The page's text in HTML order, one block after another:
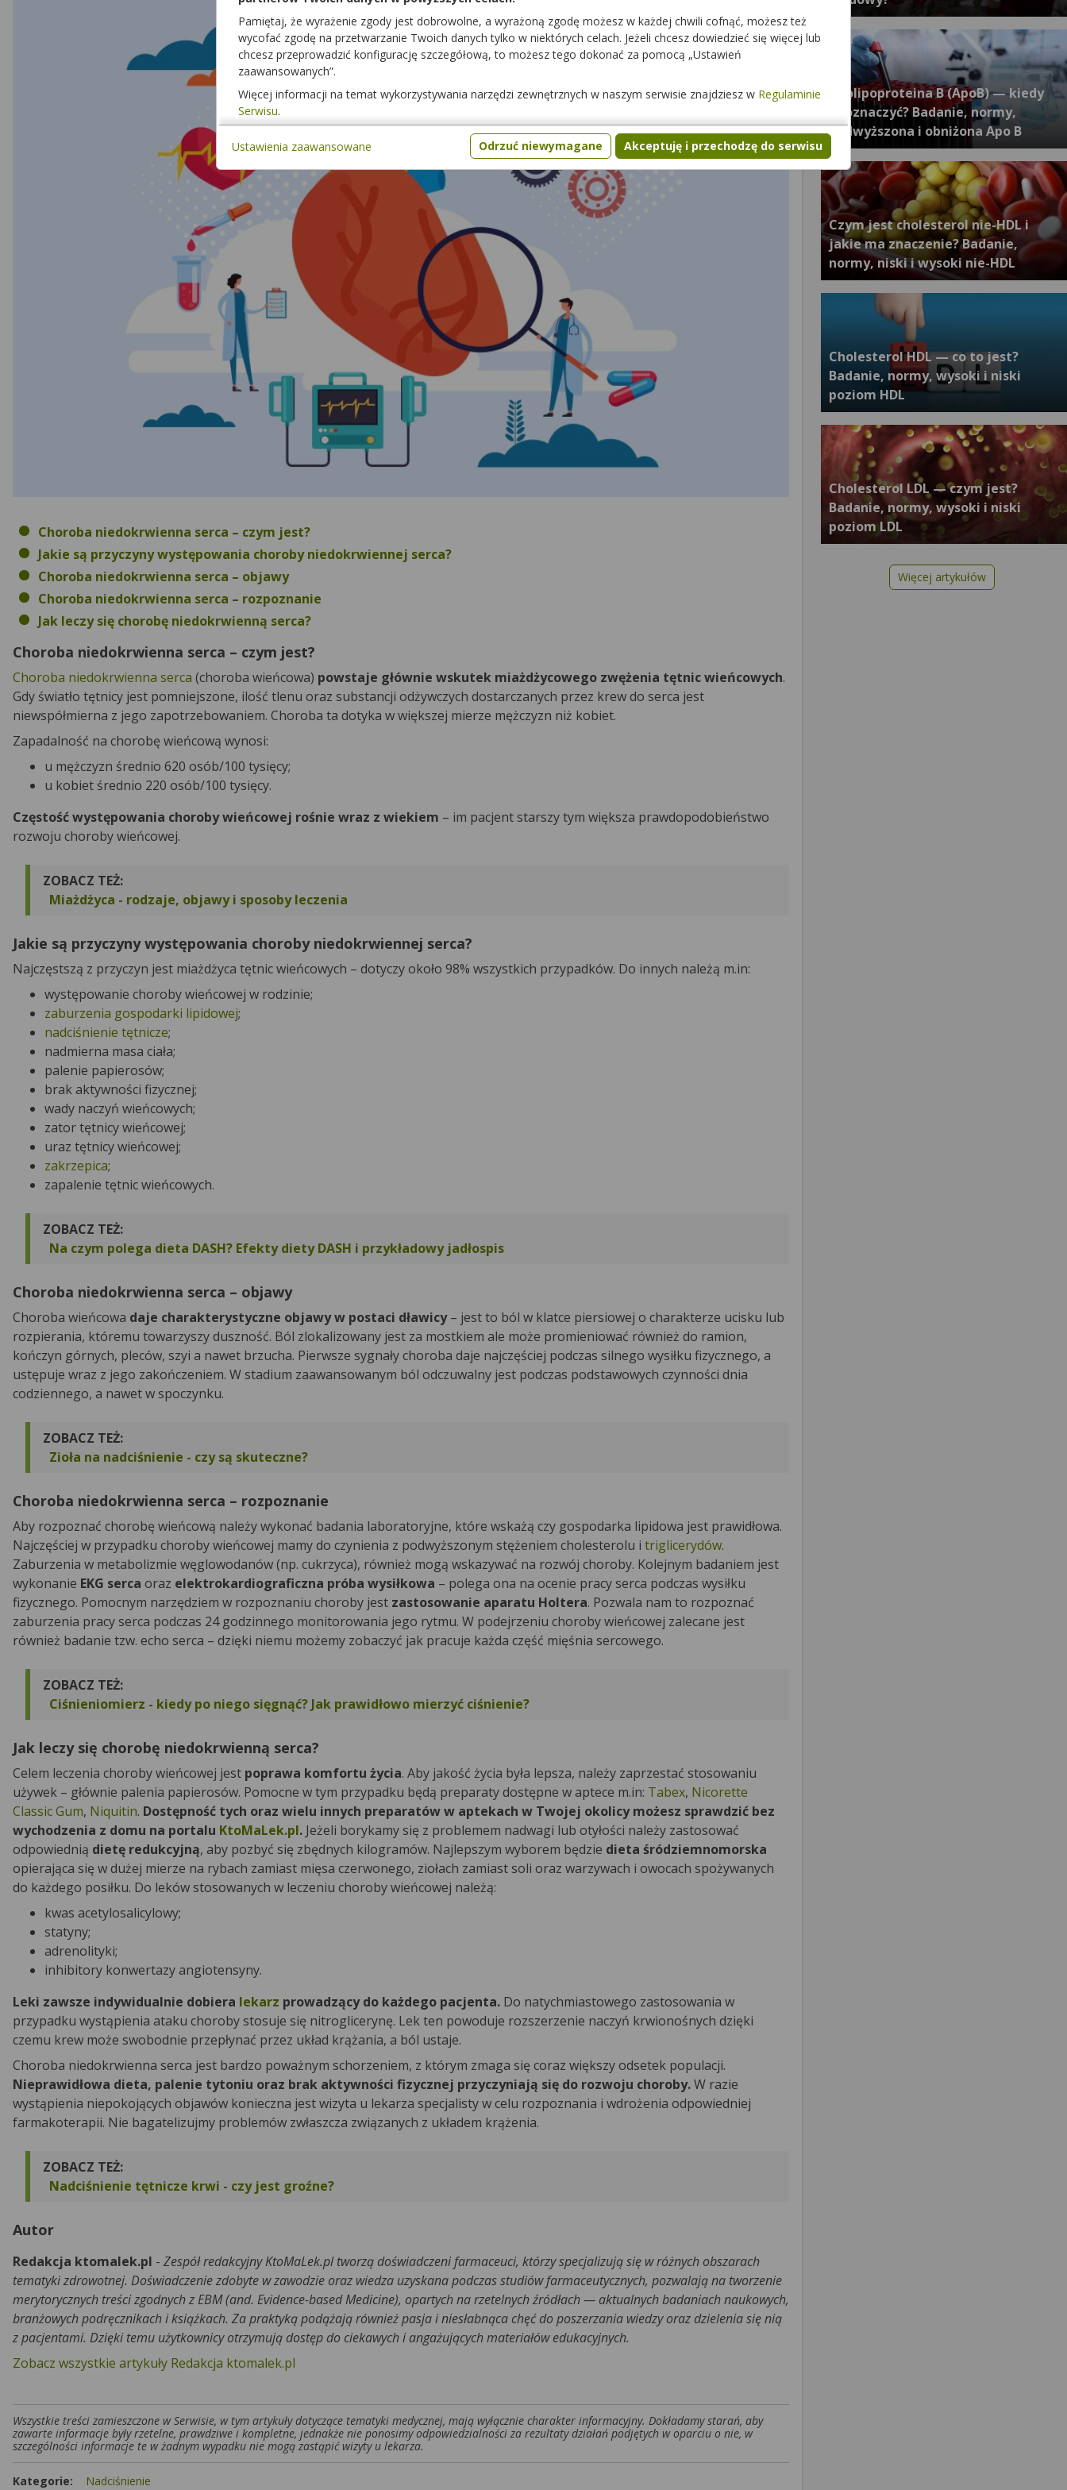
Choroba niedokrwienna serca – czym jest?
Jakie są przyczyny występowania choroby niedokrwiennej serca?
Choroba niedokrwienna serca – objawy
Choroba niedokrwienna serca – rozpoznanie
Jak leczy się chorobę niedokrwienną serca?
Choroba niedokrwienna serca – czym jest?
Choroba niedokrwienna serca (choroba wieńcowa) powstaje głównie wskutek miażdżycowego zwężenia tętnic wieńcowych.
Gdy światło tętnicy jest pomniejszone, ilość tlenu oraz substancji odżywczych dostarczanych przez krew do serca jest
niewspółmierna z jego zapotrzebowaniem. Choroba ta dotyka w większej mierze mężczyzn niż kobiet.
Zapadalność na chorobę wieńcową wynosi:
u mężczyzn średnio 620 osób/100 tysięcy;
u kobiet średnio 220 osób/100 tysięcy.
Częstość występowania choroby wieńcowej rośnie wraz z wiekiem – im pacjent starszy tym większa prawdopodobieństwo
rozwoju choroby wieńcowej.
ZOBACZ TEŻ:
Miażdżyca - rodzaje, objawy i sposoby leczenia
Jakie są przyczyny występowania choroby niedokrwiennej serca?
Najczęstszą z przyczyn jest miażdżyca tętnic wieńcowych – dotyczy około 98% wszystkich przypadków. Do innych należą m.in:
występowanie choroby wieńcowej w rodzinie;
zaburzenia gospodarki lipidowej;
nadciśnienie tętnicze;
nadmierna masa ciała;
palenie papierosów;
brak aktywności fizycznej;
wady naczyń wieńcowych;
zator tętnicy wieńcowej;
uraz tętnicy wieńcowej;
zakrzepica;
zapalenie tętnic wieńcowych.
ZOBACZ TEŻ:
Na czym polega dieta DASH? Efekty diety DASH i przykładowy jadłospis
Choroba niedokrwienna serca – objawy
Choroba wieńcowa daje charakterystyczne objawy w postaci dławicy– jest to ból w klatce piersiowej o charakterze ucisku lub
rozpierania, któremu towarzyszy duszność. Ból zlokalizowany jest za mostkiem ale może promieniować również do ramion,
kończyn górnych, pleców, szyi a nawet brzucha. Pierwsze sygnały choroba daje najczęściej podczas silnego wysiłku fizycznego, a
ustępuje wraz z jego zakończeniem. W stadium zaawansowanym ból odczuwalny jest podczas podstawowych czynności dnia
codziennego, a nawet w spoczynku.
ZOBACZ TEŻ:
Zioła na nadciśnienie - czy są skuteczne?
Choroba niedokrwienna serca – rozpoznanie
Aby rozpoznać chorobę wieńcową należy wykonać badania laboratoryjne, które wskażą czy gospodarka lipidowa jest prawidłowa.
Najczęściej w przypadku choroby wieńcowej mamy do czynienia z podwyższonym stężeniem cholesterolu i triglicerydów.
Zaburzenia w metabolizmie węglowodanów (np. cukrzyca), również mogą wskazywać na rozwój choroby. Kolejnym badaniem jest
wykonanie EKG serca oraz elektrokardiograficzna próba wysiłkowa – polega ona na ocenie pracy serca podczas wysiłku
fizycznego. Pomocnym narzędziem w rozpoznaniu choroby jest zastosowanie aparatu Holtera. Pozwala nam to rozpoznać
zaburzenia pracy serca podczas 24 godzinnego monitorowania jego rytmu. W podejrzeniu choroby wieńcowej zalecane jest
również badanie tzw. echo serca – dzięki niemu możemy zobaczyć jak pracuje każda część mięśnia sercowego.
ZOBACZ TEŻ:
Ciśnieniomierz - kiedy po niego sięgnąć? Jak prawidłowo mierzyć ciśnienie?
Jak leczy się chorobę niedokrwienną serca?
Celem leczenia choroby wieńcowej jest poprawa komfortu życia. Aby jakość życia była lepsza, należy zaprzestać stosowaniu
używek – głównie palenia papierosów. Pomocne w tym przypadku będą preparaty dostępne w aptece m.in: Tabex, Nicorette
Classic Gum, Niquitin. Dostępność tych oraz wielu innych preparatów w aptekach w Twojej okolicy możesz sprawdzić bez
wychodzenia z domu na portalu KtoMaLek.pl. Jeżeli borykamy się z problemem nadwagi lub otyłości należy zastosować
odpowiednią dietę redukcyjną, aby pozbyć się zbędnych kilogramów. Najlepszym wyborem będzie dieta śródziemnomorska
opierająca się w dużej mierze na rybach zamiast mięsa czerwonego, ziołach zamiast soli oraz warzywach i owocach spożywanych
do każdego posiłku. Do leków stosowanych w leczeniu choroby wieńcowej należą:
kwas acetylosalicylowy;
statyny;
adrenolityki;
inhibitory konwertazy angiotensyny.
Leki zawsze indywidualnie dobiera lekarz prowadzący do każdego pacjenta. Do natychmiastowego zastosowania w
przypadku wystąpienia ataku choroby stosuje się nitroglicerynę. Lek ten powoduje rozszerzenie naczyń krwionośnych dzięki
czemu krew może swobodnie przepłynać przez układ krążania, a ból ustaje.
Choroba niedokrwienna serca jest bardzo poważnym schorzeniem, z którym zmaga się coraz większy odsetek populacji.
Nieprawidłowa dieta, palenie tytoniu oraz brak aktywności fizycznej przyczyniają się do rozwoju choroby.W razie
wystąpienia niepokojących objawów konieczna jest wizyta u lekarza specjalisty w celu rozpoznania i wdrożenia odpowiedniej
farmakoterapii. Nie bagatelizujmy problemów zwłaszcza związanych z układem krążenia.
ZOBACZ TEŻ:
Nadciśnienie tętnicze krwi - czy jest groźne?
Autor
Redakcja ktomalek.pl - Zespół redakcyjny KtoMaLek.pl tworzą doświadczeni farmaceuci, którzy specjalizują się w różnych obszarach
tematyki zdrowotnej. Doświadczenie zdobyte w zawodzie oraz wiedza uzyskana podczas studiów farmaceutycznych, pozwalają na tworzenie
merytorycznych treści zgodnych z EBM (and. Evidence-based Medicine), opartych na rzetelnych źródłach — aktualnych badaniach naukowych,
branżowych podręcznikach i książkach. Za praktyką podążają również pasja i niesłabnąca chęć do poszerzania wiedzy oraz dzielenia się nią
z pacjentami. Dzięki temu użytkownicy otrzymują dostęp do ciekawych i angażujących materiałów edukacyjnych.
Zobacz wszystkie artykuły Redakcja ktomalek.pl
Wszystkie treści zamieszczone w Serwisie, w tym artykuły dotyczące tematyki medycznej, mają wyłącznie charakter informacyjny. Dokładamy starań, aby
zawarte informacje były rzetelne, prawdziwe i kompletne, jednakże nie ponosimy odpowiedzialności za rezultaty działań podjętych w oparciu o nie, w
szczególności informacje te w żadnym wypadku nie mogą zastąpić wizyty u lekarza.
Kategorie: Nadciśnienie
Apolipoproteina B (ApoB) — kiedy
ją oznaczyć? Badanie, normy,
podwyższona i obniżona Apo B
Czym jest cholesterol nie-HDL i
jakie ma znaczenie? Badanie,
normy, niski i wysoki nie-HDL
Cholesterol HDL — co to jest?
Badanie, normy, wysoki i niski
poziom HDL
Cholesterol LDL — czym jest?
Badanie, normy, wysoki i niski
poziom LDL
Więcej artykułów
Pamiętaj, że wyrażenie zgody jest dobrowolne, a wyrażoną zgodę możesz w każdej chwili cofnąć, możesz też
wycofać zgodę na przetwarzanie Twoich danych tylko w niektórych celach. Jeżeli chcesz dowiedzieć się więcej lub
chcesz przeprowadzić konfigurację szczegółową, to możesz tego dokonać za pomocą „Ustawień
zaawansowanych”.
Więcej informacji na temat wykorzystywania narzędzi zewnętrznych w naszym serwisie znajdziesz w Regulaminie
Serwisu.
Odrzuć niewymagane Akceptuję i przechodzę do serwisu
Ustawienia zaawansowane